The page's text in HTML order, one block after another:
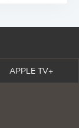
APPLE TV+